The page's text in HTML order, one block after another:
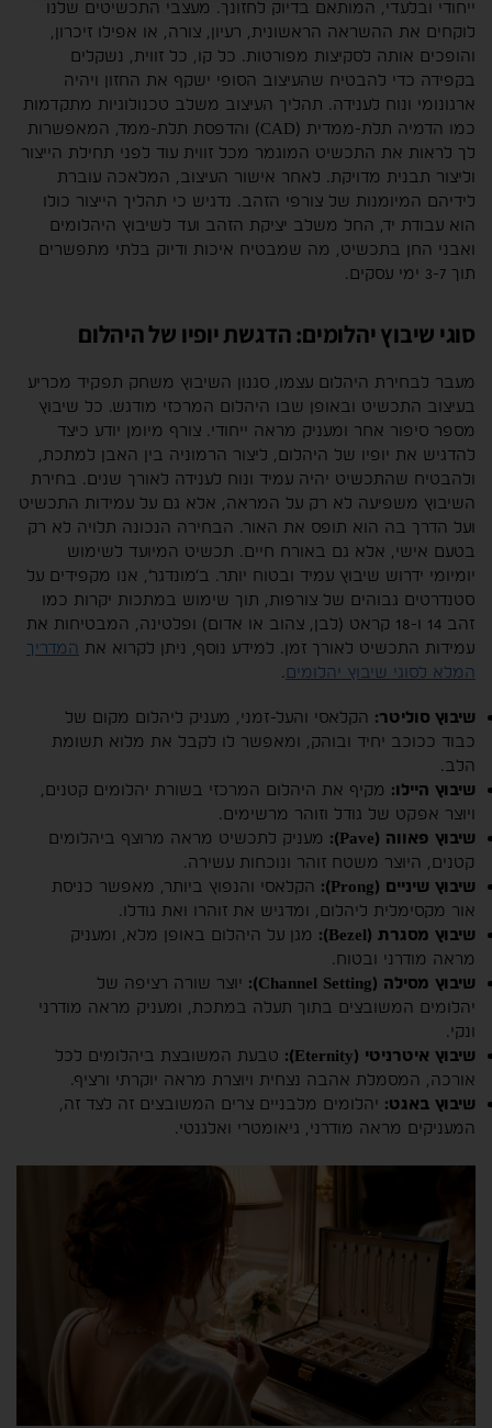
ייחודי ובלעדי, המותאם בדיוק לחזונך. מעצבי התכשיטים שלנו
לוקחים את ההשראה הראשונית, רעיון, צורה, או אפילו זיכרון,
והופכים אותה לסקיצות מפורטות. כל קו, כל זווית, נשקלים
בקפידה כדי להבטיח שהעיצוב הסופי ישקף את החזון ויהיה
ארגונומי ונוח לענידה. תהליך העיצוב משלב טכנולוגיות מתקדמות
כמו הדמיה תלת-ממדית (CAD) והדפסת תלת-ממד, המאפשרות
לך לראות את התכשיט המוגמר מכל זווית עוד לפני תחילת הייצור
וליצור תבנית מדויקת. לאחר אישור העיצוב, המלאכה עוברת
לידיהם המיומנות של צורפי הזהב. נדגיש כי תהליך הייצור כולו
הוא עבודת יד, החל משלב יציקת הזהב ועד לשיבוץ היהלומים
ואבני החן בתכשיט, מה שמבטיח איכות ודיוק בלתי מתפשרים
תוך 3-7 ימי עסקים.
סוגי שיבוץ יהלומים: הדגשת יופיו של היהלום
מעבר לבחירת היהלום עצמו, סגנון השיבוץ משחק תפקיד מכריע
בעיצוב התכשיט ובאופן שבו היהלום המרכזי מודגש. כל שיבוץ
מספר סיפור אחר ומעניק מראה ייחודי. צורף מיומן יודע כיצד
להדגיש את יופיו של היהלום, ליצור הרמוניה בין האבן למתכת,
ולהבטיח שהתכשיט יהיה עמיד ונוח לענידה לאורך שנים. בחירת
השיבוץ משפיעה לא רק על המראה, אלא גם על עמידות התכשיט
ועל הדרך בה הוא תופס את האור. הבחירה הנכונה תלויה לא רק
בטעם אישי, אלא גם באורח חיים. תכשיט המיועד לשימוש
יומיומי ידרוש שיבוץ עמיד ובטוח יותר. ב’מונדגר’, אנו מקפידים על
סטנדרטים גבוהים של צורפות, תוך שימוש במתכות יקרות כמו
זהב 14 ו-18 קראט (לבן, צהוב או אדום) ופלטינה, המבטיחות את
עמידות התכשיט לאורך זמן. למידע נוסף, ניתן לקרוא את המדריך
המלא לסוגי שיבוץ יהלומים.
שיבוץ סוליטר: הקלאסי והעל-זמני, מעניק ליהלום מקום של
כבוד ככוכב יחיד ובוהק, ומאפשר לו לקבל את מלוא תשומת
הלב.
שיבוץ היילו: מקיף את היהלום המרכזי בשורת יהלומים קטנים,
ויוצר אפקט של גודל וזוהר מרשימים.
שיבוץ פאווה (Pave):
מעניק לתכשיט מראה מרוצף ביהלומים
קטנים, היוצר משטח זוהר ונוכחות עשירה.
שיבוץ שיניים (Prong):
הקלאסי והנפוץ ביותר, מאפשר כניסת
אור מקסימלית ליהלום, ומדגיש את זוהרו ואת גודלו.
שיבוץ מסגרת (Bezel):
מגן על היהלום באופן מלא, ומעניק
מראה מודרני ובטוח.
שיבוץ מסילה (Channel Setting):
יוצר שורה רציפה של
יהלומים המשובצים בתוך תעלה במתכת, ומעניק מראה מודרני
ונקי.
שיבוץ איטרניטי (Eternity):
טבעת המשובצת ביהלומים לכל
אורכה, המסמלת אהבה נצחית ויוצרת מראה יוקרתי ורציף.
שיבוץ באגט: יהלומים מלבניים צרים המשובצים זה לצד זה,
המעניקים מראה מודרני, גיאומטרי ואלגנטי.